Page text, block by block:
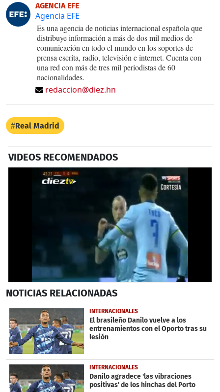
AGENCIA EFE
Agencia EFE
Es una agencia de noticias internacional española que
distribuye información a más de dos mil medios de
comunicación en todo el mundo en los soportes de
prensa escrita, radio, televisión e internet. Cuenta con
una red con más de tres mil periodistas de 60
nacionalidades.
redaccion@diez.hn
Real Madrid
VIDEOS RECOMENDADOS
seconds
35
seconds
NOTICIAS RELACIONADAS
INTERNACIONALES
El brasileño Danilo vuelve a los
entrenamientos con el Oporto tras su
lesión
INTERNACIONALES
Danilo agradece 'las vibraciones
positivas' de los hinchas del Porto